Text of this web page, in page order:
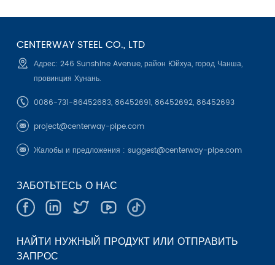
CENTERWAY STEEL CO., LTD
Адрес: 246 Sunshine Avenue, район Юйхуа, город Чанша,
провинция Хунань.
0086-731-86452683, 86452691, 86452692, 86452693
project@centerway-pipe.com
Жалобы и предложения :suggest@centerway-pipe.com
ЗАБОТЬТЕСЬ О НАС
НАЙТИ НУЖНЫЙ ПРОДУКТ ИЛИ ОТПРАВИТЬ
ЗАПРОС